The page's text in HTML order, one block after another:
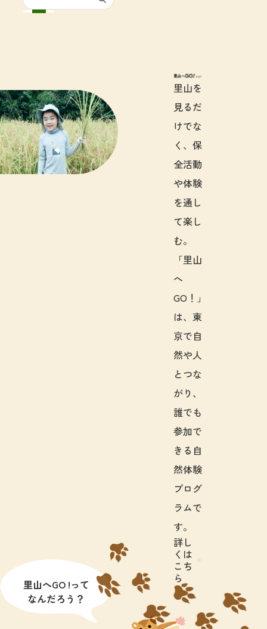
里山へGO!と
里山を
見るだ
けでな
く、保
全活動
や体験
を通し
て楽し
む。
「里山
へ
GO！」
は、東
京で自
然や人
とつな
がり、
誰でも
参加で
きる自
然体験
プログ
ラムで
す。
詳し
くは
こち
ら
里山へGO !って
なんだろう？